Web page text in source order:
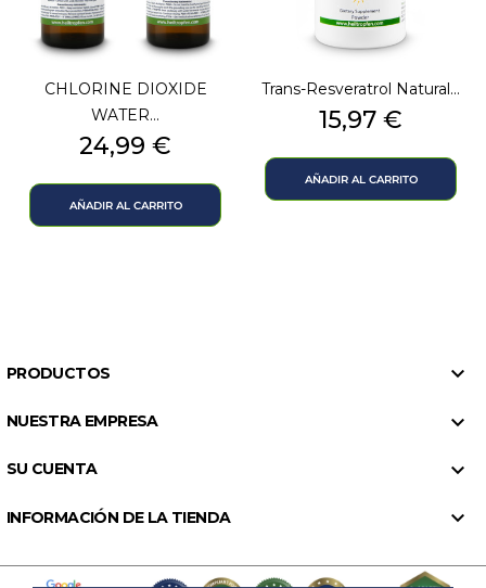
CHLORINE DIOXIDE
WATER...
Precio
24,99 €
AÑADIR AL CARRITO
Trans-Resveratrol Natural...
Precio
15,97 €
AÑADIR AL CARRITO
PRODUCTOS 
NUESTRA EMPRESA 
SU CUENTA 
INFORMACIÓN DE LA TIENDA 